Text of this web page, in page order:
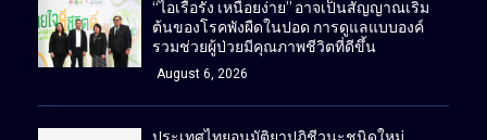
“ไอเรื้อรัง เหนื่อยง่าย” อาจเป็นสัญญาณเริ่ม
ต้นของโรคพังผืดในปอด การดูแลแบบองค์
รวมช่วยผู้ป่วยมีคุณภาพชีวิตที่ดีขึ้น
August 6, 2026